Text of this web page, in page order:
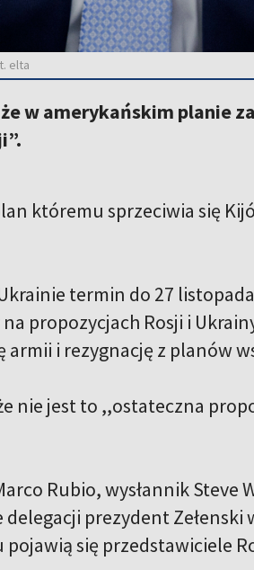
elta
w amerykańskim planie
któremu sprzeciwia się
termin do 27
propozycjach Rosji i
i rezygnację z planów
nie jest to ,,ostateczna
Rubio, wysłannik
prezydent Zełenski
się przedstawiciele